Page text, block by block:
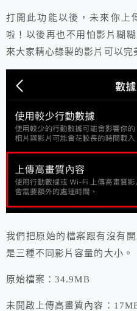
打開此功能以後，未來你上
啦！以後再也不用怕影片糊
來大家精心錄製的影片可以完
我們把原始的檔案跟有沒有
是三種不同影片容量的大小。
原始檔案：34.9MB
未開啟上傳高畫質內容：